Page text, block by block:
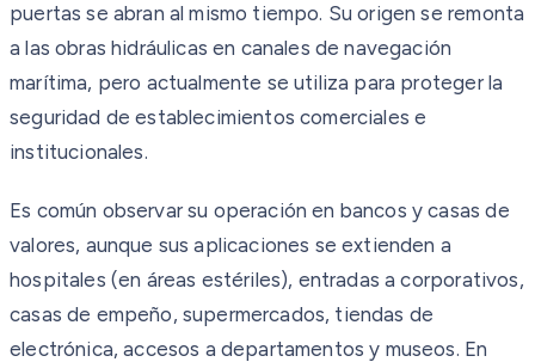
puertas se abran al mismo tiempo. Su origen se remonta
a las obras hidráulicas en canales de navegación
marítima, pero actualmente se utiliza para proteger la
seguridad de establecimientos comerciales e
institucionales.
Es común observar su operación en bancos y casas de
valores, aunque sus aplicaciones se extienden a
hospitales (en áreas estériles), entradas a corporativos,
casas de empeño, supermercados, tiendas de
electrónica, accesos a departamentos y museos. En